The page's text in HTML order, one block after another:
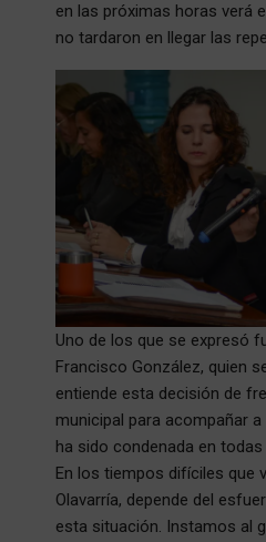
en las próximas horas verá
no tardaron en llegar las
Uno de los que se expresó
Francisco González, quien
entiende esta decisión de
municipal para acompañar
ha sido condenada en
En los tiempos difíciles que
Olavarría, depende del
esta situación. Instamos al